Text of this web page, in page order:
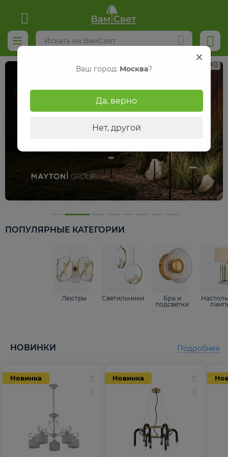
Реклама
ПОПУЛЯРНЫЕ КАТЕГОРИИ
Люстры Светильники
Бра и
подсветки
НОВИНКИ
Новинка Новинка
Подробнее
Ваш город: Москва?
Да, верно
Нет, другой